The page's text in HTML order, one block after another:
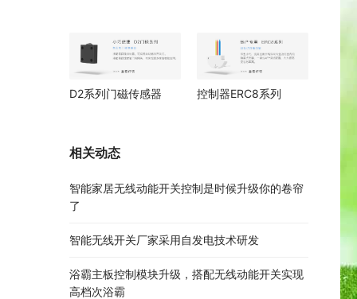
D2系列门磁传感器 控制器ERC8系列
相关动态
智能家居无线动能开关控制是时候升级你的卷帘
了
智能无线开关厂家采用自发电技术研发
浴霸主板控制模块升级，搭配无线动能开关实现
高档次浴霸